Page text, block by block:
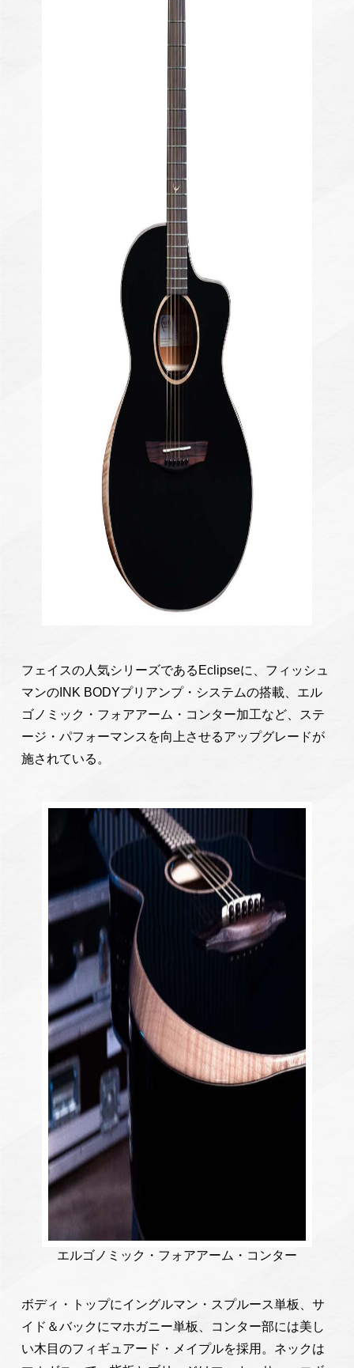
フェイスの人気シリーズであるEclipseに、フィッシュ
マンのINK BODYプリアンプ・システムの搭載、エル
ゴノミック・フォアアーム・コンター加工など、ステ
ージ・パフォーマンスを向上させるアップグレードが
施されている。
エルゴノミック・フォアアーム・コンター
ボディ・トップにイングルマン・スプルース単板、サ
イド＆バックにマホガニー単板、コンター部には美し
い木目のフィギュアード・メイプルを採用。ネックは